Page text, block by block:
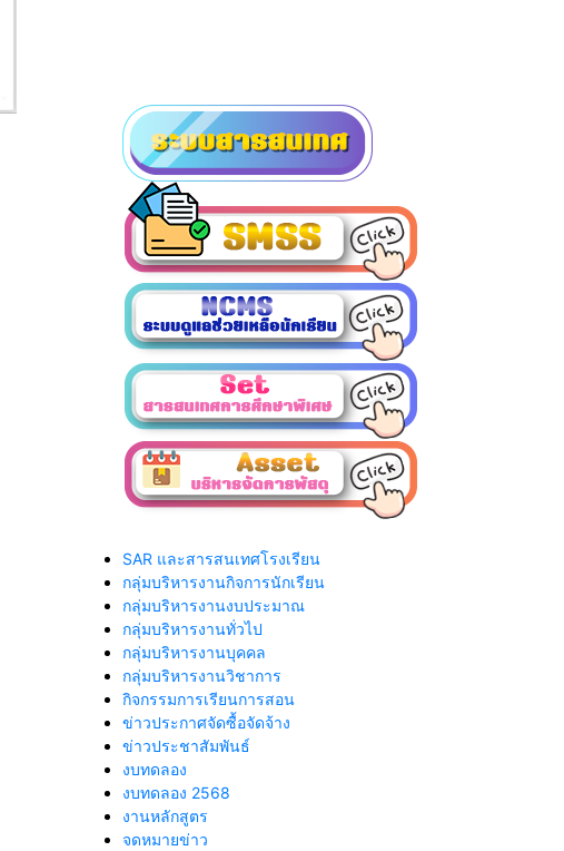
SAR และสารสนเทศโรงเรียน
กลุ่มบริหารงานกิจการนักเรียน
กลุ่มบริหารงานงบประมาณ
กลุ่มบริหารงานทั่วไป
กลุ่มบริหารงานบุคคล
กลุ่มบริหารงานวิชาการ
กิจกรรมการเรียนการสอน
ข่าวประกาศจัดซื้อจัดจ้าง
ข่าวประชาสัมพันธ์
งบทดลอง
งบทดลอง 2568
งานหลักสูตร
จดหมายข่าว